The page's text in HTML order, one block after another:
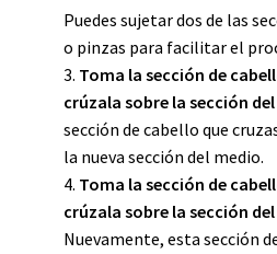
Puedes sujetar dos de las
o pinzas para facilitar el
3. Toma la sección de
crúzala sobre la sección
sección de cabello que
la nueva sección del medio.
4. Toma la sección de
crúzala sobre la sección
Nuevamente, esta sección